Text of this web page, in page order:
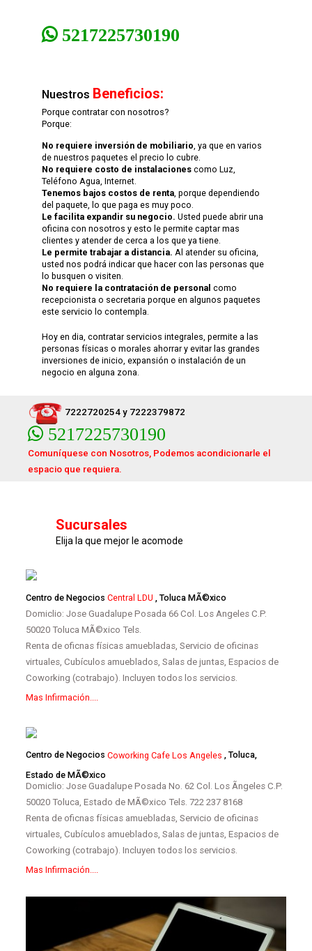
5217225730190
Nuestros Beneficios:
Porque contratar con nosotros?
Porque:
No requiere inversión de mobiliario , ya que en varios
de nuestros paquetes el precio lo cubre.
No requiere costo de instalaciones como Luz,
Teléfono Agua, Internet.
Tenemos bajos costos de renta , porque dependiendo
del paquete, lo que paga es muy poco.
Le facilita expandir su negocio. Usted puede abrir una
oficina con nosotros y esto le permite captar mas
clientes y atender de cerca a los que ya tiene.
Le permite trabajar a distancia. Al atender su oficina,
usted nos podrá indicar que hacer con las personas que
lo busquen o visiten.
No requiere la contratación de personalcomo
recepcionista o secretaria porque en algunos paquetes
este servicio lo contempla.
Hoy en dia, contratar servicios integrales, permite a las
personas físicas o morales ahorrar y evitar las grandes
inversiones de inicio, expansión o instalación de un
negocio en alguna zona.
7222720254 y 7222379872
5217225730190
Comuníquese con Nosotros, Podemos acondicionarle el
espacio que requiera.
Sucursales
Elija la que mejor le acomode
Centro de NegociosCentral LDU , Toluca MÃ©xico
Domiclio: Jose Guadalupe Posada 66 Col. Los Angeles C.P.
50020 Toluca MÃ©xico Tels.
Renta de oficnas físicas amuebladas, Servicio de oficinas
virtuales, Cubículos amueblados, Salas de juntas, Espacios de
Coworking (cotrabajo). Incluyen todos los servicios.
Mas Infirmación....
Centro de NegociosCoworking Cafe Los Angeles , Toluca,
Estado de MÃ©xico
Domiclio: Jose Guadalupe Posada No. 62 Col. Los Ãngeles C.P.
50020 Toluca, Estado de MÃ©xico Tels. 722 237 8168
Renta de oficnas físicas amuebladas, Servicio de oficinas
virtuales, Cubículos amueblados, Salas de juntas, Espacios de
Coworking (cotrabajo). Incluyen todos los servicios.
Mas Infirmación....